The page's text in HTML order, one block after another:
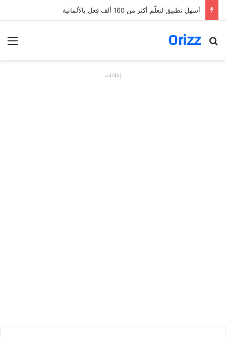
أسهل تطبيق لتعلّم أكثر من 160 ألف فعل بالألمانية
Orizz
بحث عن
إعلانات